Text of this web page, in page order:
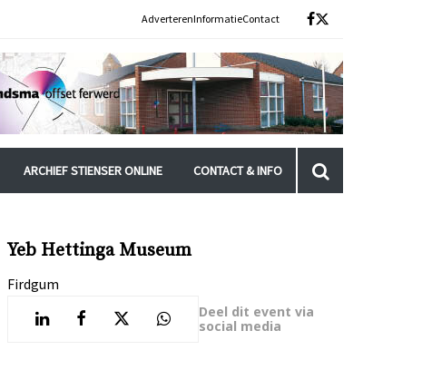
AdverterenInformatieContact
ARCHIEF STIENSER ONLINE CONTACT & INFO
Yeb Hettinga Museum
Firdgum
Deel dit event via
social media